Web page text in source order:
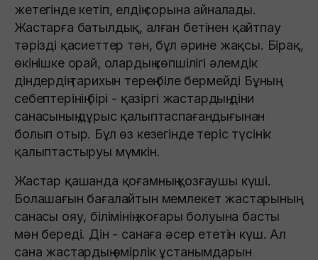
жетегінде кетіп, елдің сорына айналады.
Жастарға батылдық, алған бетінен қайтпау
тәрізді қасиеттер тəн, бұл әрине жақсы. Бірақ,
өкінішке орай, олардың көпшілігі əлемдік
діндердің тарихын терең біле бермейді Бұның
себептерінің бірі - қазіргі жастардың діни
санасының дұрыс қалыптаспағандығынан
болып отыр. Бұл өз кезегінде теріс түсінік
қалыптастыруы мүмкін.
Жастар қашанда қоғамның қозғаушы күші.
Болашағын бағалайтын мемлекет жастарының
санасы ояу, білімінің жоғары болуына басты
мән береді. Дін - санаға әсер ететін күш. Ал
сана жастардың өмірлік ұстанымдарын